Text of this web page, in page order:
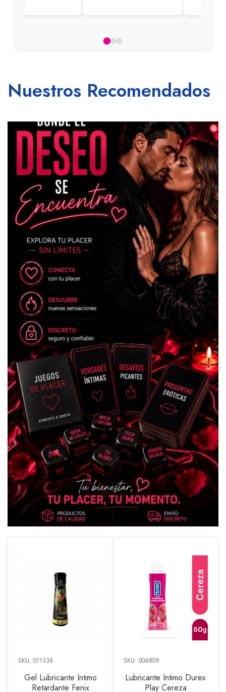
Nuestros Recomendados
SKU: 011338
Gel Lubricante Intimo
Retardante Fenix
SKU: 006809
Lubricante Intimo Durex
Play Cereza